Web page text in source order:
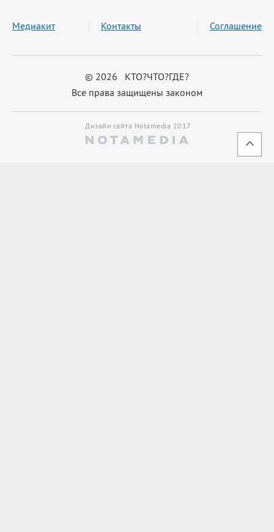
© 2026 КТО?ЧТО?ГДЕ?
Все права защищены законом
Медиакит Контакты Соглашение
Дизайн сайта Notamedia 2017